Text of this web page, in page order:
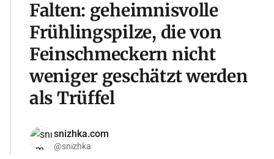
Falten: geheimnisvolle
Frühlingspilze, die von
Feinschmeckern nicht
weniger geschätzt werden
als Trüffel
snizhka.com
@snizhka